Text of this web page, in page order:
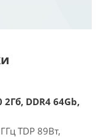
DDR4 64Gb,
TDP 89Вт,